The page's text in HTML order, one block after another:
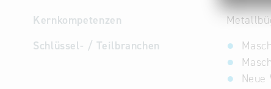
Kernkompetenzen
Schlüssel- / Teilbranchen